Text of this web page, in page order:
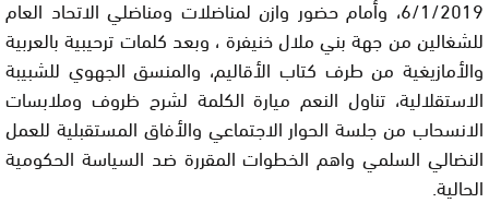
6/1/2019، وأمام حضور وازن لمناضلات ومناضلي الاتحاد العام
للشغالين من جهة بني ملال خنيفرة ، وبعد كلمات ترحيبية بالعربية
والأمازيغية من طرف كتاب الأقاليم، والمنسق الجهوي للشبيبة
الاستقلالية، تناول النعم ميارة الكلمة لشرح ظروف وملابسات
الانسحاب من جلسة الحوار الاجتماعي والأفاق المستقبلية للعمل
النضالي السلمي واهم الخطوات المقررة ضد السياسة الحكومية
الحالية.